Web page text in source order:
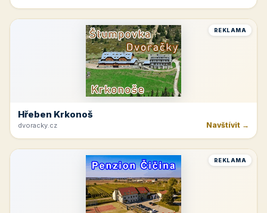
REKLAMA
Hřeben Krkonoš
dvoracky.cz Navštívit →
REKLAMA